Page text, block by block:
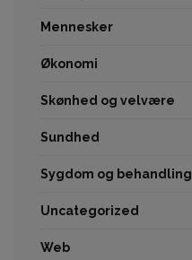
Mennesker
Økonomi
Skønhed og velvære
Sundhed
Sygdom og behandling
Uncategorized
Web